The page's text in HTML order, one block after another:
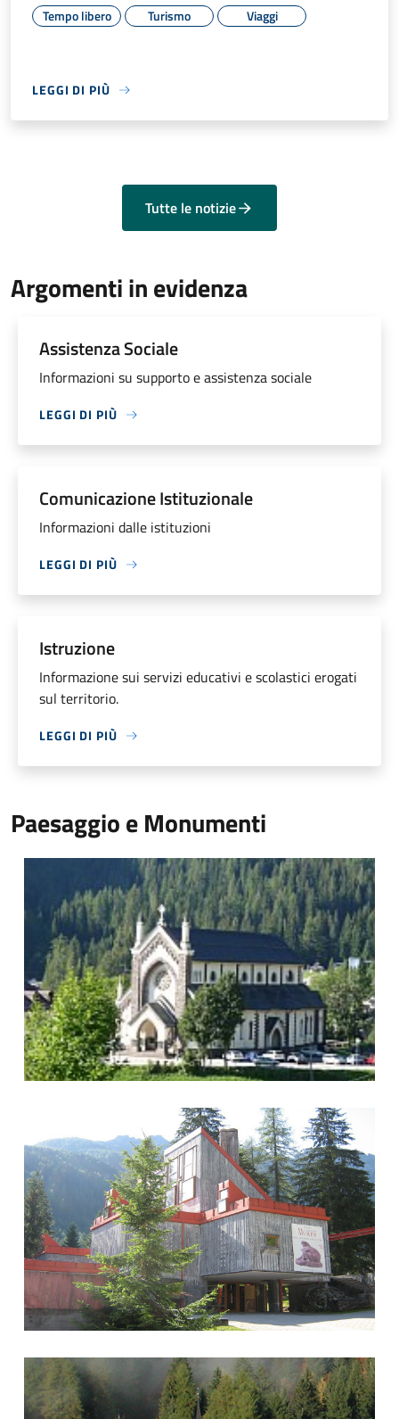
Tempo libero Turismo Viaggi
LEGGI DI PIÙ
Tutte le notizie
Argomenti in evidenza
Assistenza Sociale
Informazioni su supporto e assistenza sociale
LEGGI DI PIÙ
Comunicazione Istituzionale
Informazioni dalle istituzioni
LEGGI DI PIÙ
Istruzione
Informazione sui servizi educativi e scolastici erogati
sul territorio.
LEGGI DI PIÙ
Paesaggio e Monumenti
Parrocchia Falcade
Chiesetta di Caviola